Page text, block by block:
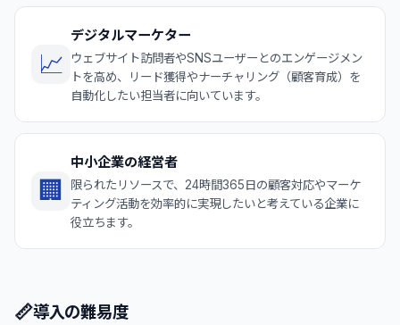
📈
デジタルマーケター
ウェブサイト訪問者やSNSユーザーとのエンゲージメン
トを高め、リード獲得やナーチャリング（顧客育成）を
自動化したい担当者に向いています。
🏢
中小企業の経営者
限られたリソースで、24時間365日の顧客対応やマーケ
ティング活動を効率的に実現したいと考えている企業に
役立ちます。
📏導入の難易度